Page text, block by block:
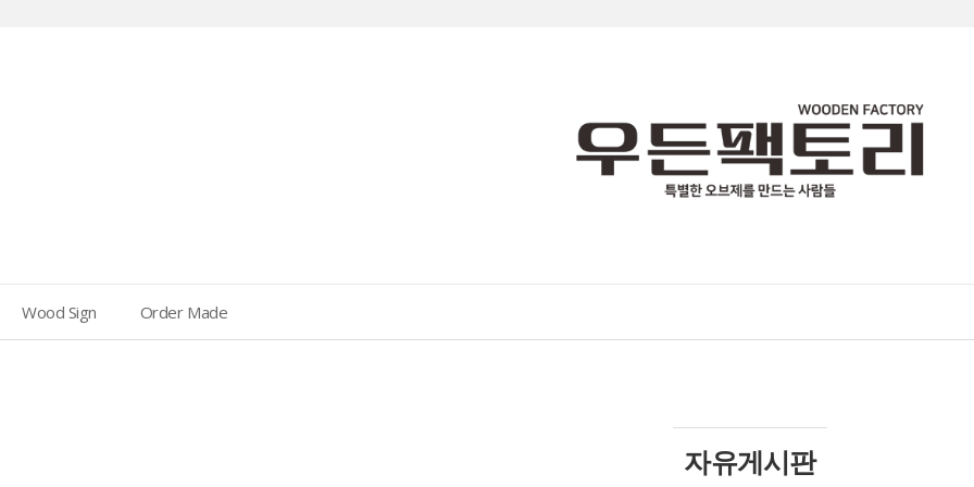
Wood Sign Order Made
자유게시판